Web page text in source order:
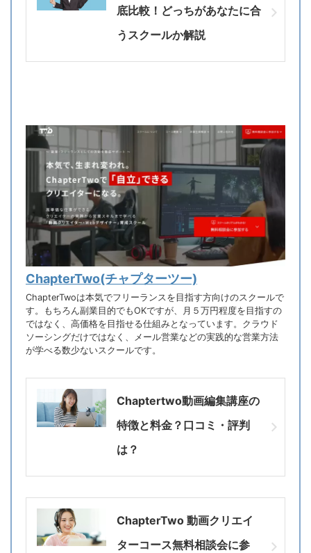
底比較！どっちがあなたに合
うスクールか解説
ChapterTwo(チャプターツー)
ChapterTwoは本気でフリーランスを目指す方向けのスクールで
す。もちろん副業目的でもOKですが、月５万円程度を目指すの
ではなく、高価格を目指せる仕組みとなっています。クラウド
ソーシングだけではなく、メール営業などの実践的な営業方法
が学べる数少ないスクールです。
Chaptertwo動画編集講座の
特徴と料金？口コミ・評判
は？
ChapterTwo 動画クリエイ
ターコース無料相談会に参